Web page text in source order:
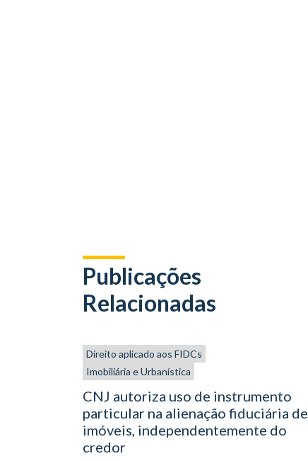
Publicações
Relacionadas
Direito aplicado aos FIDCs
Imobiliária e Urbanística
CNJ autoriza uso de instrumento
particular na alienação fiduciária de
imóveis, independentemente do
credor